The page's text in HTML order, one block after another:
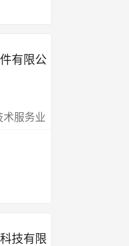
有限公
术服务业
技有限